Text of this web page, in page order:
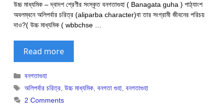
উচ্চ মাধ্যমিক – দ্বাদশ শ্রেণীর সংস্কৃত বনগতাগুহা ( Banagata guha ) পাঠ্যাংশ
অবলম্বনে অলিপর্বার চরিত্র (aliparba character)বা তার সংগ্রামী জীবনের পরিচয়
দাও?( উচ্চ মাধ্যমিক ( wbbchse …
Read more
Categories
বনগতাগুহা
Tags
অলিপর্বার চরিত্র ,উচ্চ মাধ্যমিক ,বনগতা গুহা ,বনগতাগুহা
2 Comments